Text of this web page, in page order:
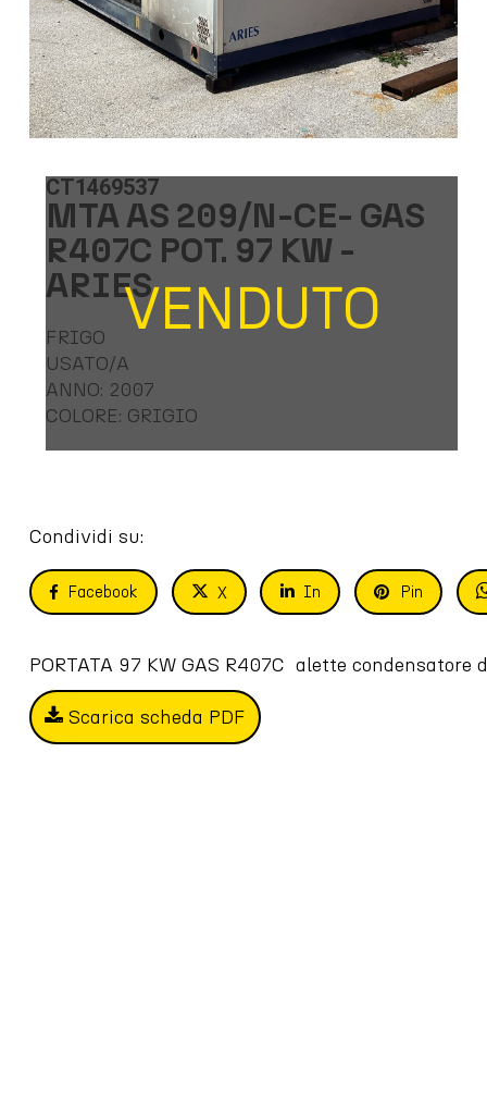
VENDUTO
CT1469537
MTA AS 209/N-CE- GAS
R407C POT. 97 KW -
ARIES
FRIGO
USATO/A
ANNO: 2007
COLORE: GRIGIO
Condividi su:
Facebook X In Pin
PORTATA 97 KW GAS R407C  alette condensatore
Scarica scheda PDF